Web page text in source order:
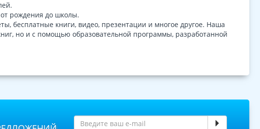
рождения до школы.
бесплатные книги, видео, презентации и многое другое. Наша
но и с помощью образовательной программы, разработанной